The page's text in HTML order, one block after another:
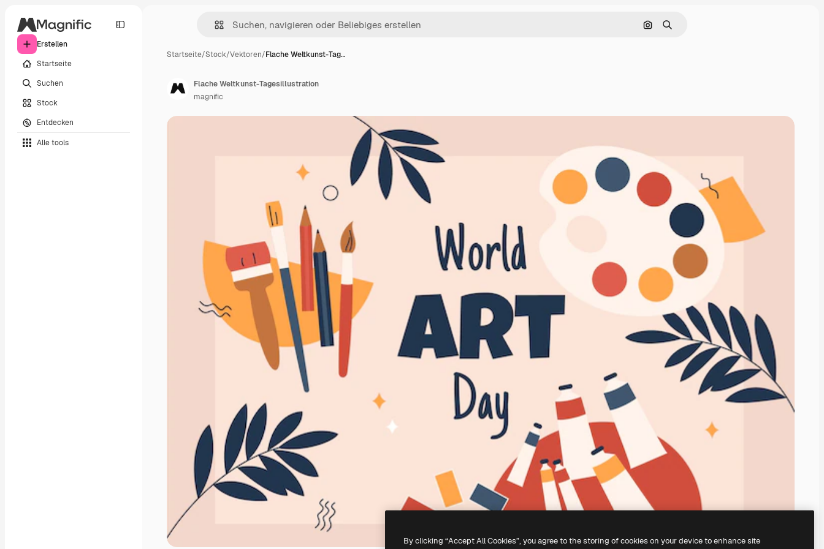
Erstellen
Startseite
Suchen
Stock
Entdecken
Alle tools
Nach Bild suchen
Suchen
Startseite/Stock/Vektoren/Flache Weltkunst-Tag…
Flache Weltkunst-Tagesillustration
magnific
By clicking “Accept All Cookies”, you agree to the storing of cookies on your device to enhance site